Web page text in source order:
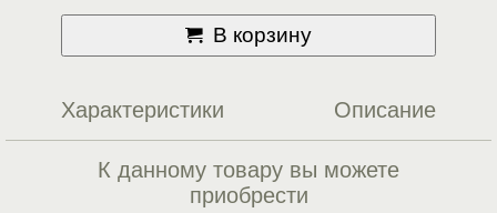
В корзину
Характеристики Описание
К данному товару вы можете
приобрести